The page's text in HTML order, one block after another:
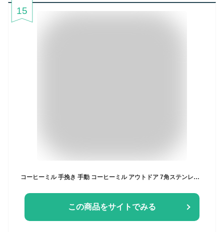
15
コーヒーミル 手挽き 手動 コーヒーミル アウトドア 7角ステンレス臼 コーヒーグラインダー アルミボディ 36段階 粗さ調整可能 省力 均一 容量25g ダイヤモンド エスプレッソ 手動 洗える キャンプ 登山 高級 おしゃれ 初心者
この商品をサイトでみる